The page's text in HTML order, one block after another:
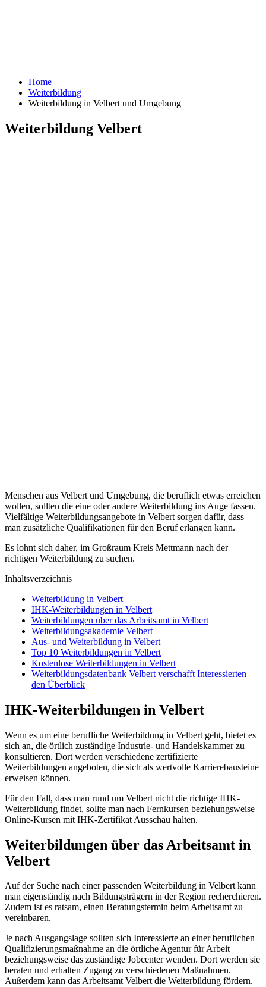
Home
Weiterbildung
Weiterbildung in Velbert und Umgebung
Weiterbildung Velbert
Menschen aus Velbert und Umgebung, die beruflich etwas erreichen
wollen, sollten die eine oder andere Weiterbildung ins Auge fassen.
Vielfältige Weiterbildungsangebote in Velbert sorgen dafür, dass
man zusätzliche Qualifikationen für den Beruf erlangen kann.
Es lohnt sich daher, im Großraum Kreis Mettmann nach der
richtigen Weiterbildung zu suchen.
Inhaltsverzeichnis
Weiterbildung in Velbert
IHK-Weiterbildungen in Velbert
Weiterbildungen über das Arbeitsamt in Velbert
Weiterbildungsakademie Velbert
Aus- und Weiterbildung in Velbert
Top 10 Weiterbildungen in Velbert
Kostenlose Weiterbildungen in Velbert
Weiterbildungsdatenbank Velbert verschafft Interessierten
den Überblick
IHK-Weiterbildungen in Velbert
Wenn es um eine berufliche Weiterbildung in Velbert geht, bietet es
sich an, die örtlich zuständige Industrie- und Handelskammer zu
konsultieren. Dort werden verschiedene zertifizierte
Weiterbildungen angeboten, die sich als wertvolle Karrierebausteine
erweisen können.
Für den Fall, dass man rund um Velbert nicht die richtige IHK-
Weiterbildung findet, sollte man nach Fernkursen beziehungsweise
Online-Kursen mit IHK-Zertifikat Ausschau halten.
Weiterbildungen über das Arbeitsamt in
Velbert
Auf der Suche nach einer passenden Weiterbildung in Velbert kann
man eigenständig nach Bildungsträgern in der Region recherchieren.
Zudem ist es ratsam, einen Beratungstermin beim Arbeitsamt zu
vereinbaren.
Je nach Ausgangslage sollten sich Interessierte an einer beruflichen
Qualifizierungsmaßnahme an die örtliche Agentur für Arbeit
beziehungsweise das zuständige Jobcenter wenden. Dort werden sie
beraten und erhalten Zugang zu verschiedenen Maßnahmen.
Außerdem kann das Arbeitsamt Velbert die Weiterbildung fördern.